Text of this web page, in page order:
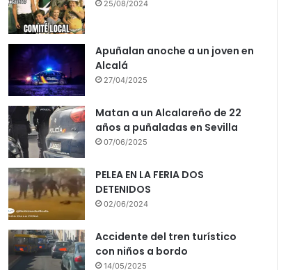
25/08/2024
Apuñalan anoche a un joven en
Alcalá
27/04/2025
Matan a un Alcalareño de 22
años a puñaladas en Sevilla
07/06/2025
PELEA EN LA FERIA DOS
DETENIDOS
02/06/2024
Accidente del tren turístico
con niños a bordo
14/05/2025